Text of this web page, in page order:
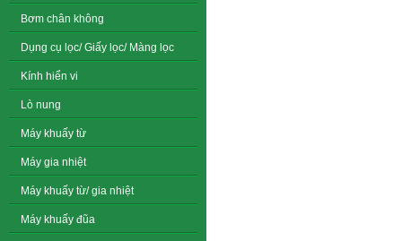
Bơm chân không
Dụng cụ lọc/ Giấy lọc/ Màng lọc
Kính hiển vi
Lò nung
Máy khuấy từ
Máy gia nhiệt
Máy khuấy từ/ gia nhiệt
Máy khuấy đũa